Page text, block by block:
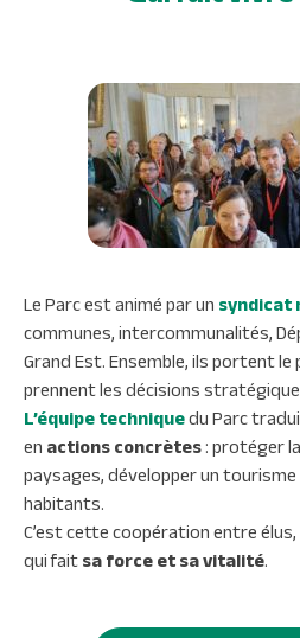
Le Parc est animé par unsyndicat
communes, intercommunalités,
Grand Est. Ensemble, ils portent
prennent les décisions
L’équipe techniquedu Parc
enactions concrètes: protéger
paysages, développer un
habitants.
C’est cette coopération entre
qui faitsa force et sa vitalité.